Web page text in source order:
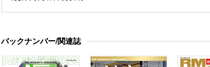
バックナンバー/関連誌